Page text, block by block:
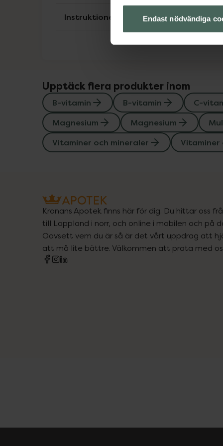
Endast nödvändiga
Instruktioner
Upptäck flera produkter inom
B-vitamin B-vitamin C-
Magnesium
Magnesium
Vitaminer och mineraler
Vitaminer
Kronans Apotek finns här för dig. Du hittar oss
till Lappland i norr, och online i mobilen och på
Oavsett vem du är så är det vårt uppdrag att
att må lite bättre. Välkommen att prata med